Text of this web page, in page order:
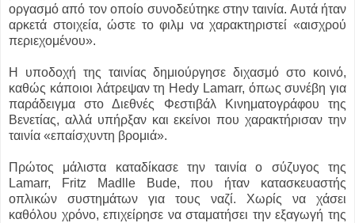
οργασμό από τον οποίο συνοδεύτηκε στην ταινία. Αυτά ήταν
αρκετά στοιχεία, ώστε το φιλμ να χαρακτηριστεί «αισχρού
περιεχομένου».
Η υποδοχή της ταινίας δημιούργησε διχασμό στο κοινό,
καθώς κάποιοι λάτρεψαν τη Hedy Lamarr, όπως συνέβη για
παράδειγμα στο Διεθνές Φεστιβάλ Κινηματογράφου της
Βενετίας, αλλά υπήρξαν και εκείνοι που χαρακτήρισαν την
ταινία «επαίσχυντη βρομιά».
Πρώτος μάλιστα καταδίκασε την ταινία ο σύζυγος της
Lamarr, Fritz Madlle Bude, που ήταν κατασκευαστής
οπλικών συστημάτων για τους ναζί. Χωρίς να χάσει
καθόλου χρόνο, επιχείρησε να σταματήσει την εξαγωγή της